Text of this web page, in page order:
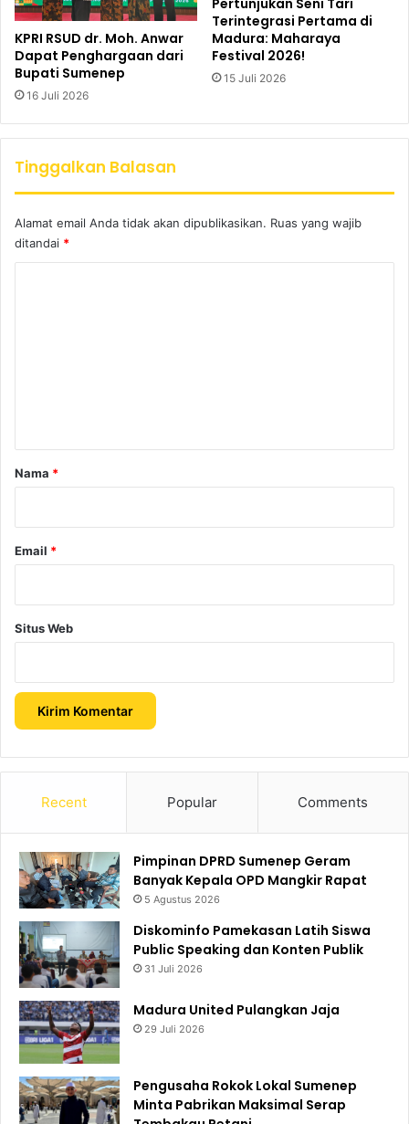
KPRI RSUD dr. Moh. Anwar
Dapat Penghargaan dari
Bupati Sumenep
16 Juli 2026
Pertunjukan Seni Tari
Terintegrasi Pertama di
Madura: Maharaya
Festival 2026!
15 Juli 2026
Tinggalkan Balasan
Alamat email Anda tidak akan dipublikasikan. Ruas yang wajib
ditandai *
rNama *
Email *
Situs Web
Recent Popular Comments
Pimpinan DPRD Sumenep Geram
Banyak Kepala OPD Mangkir Rapat
5 Agustus 2026
Diskominfo Pamekasan Latih Siswa
Public Speaking dan Konten Publik
31 Juli 2026
Madura United Pulangkan Jaja
29 Juli 2026
Pengusaha Rokok Lokal Sumenep
Minta Pabrikan Maksimal Serap